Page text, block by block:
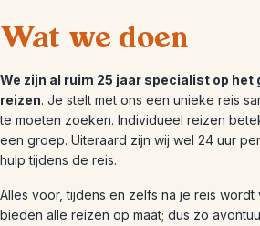
Wat we doen
We zijn al ruim 25 jaar specialist op het
reizen. Je stelt met ons een unieke reis
te moeten zoeken. Individueel reizen
een groep. Uiteraard zijn wij wel 24 uur
hulp tijdens de reis.
Alles voor, tijdens en zelfs na je reis
bieden alle reizen op maat; dus zo